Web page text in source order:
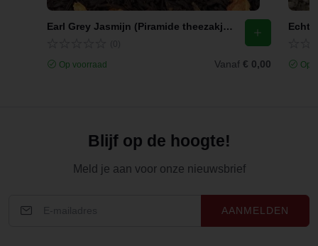
Earl Grey Jasmijn (Piramide theezakjes)
Op voorraad Vanaf € 0,00 Op
Blijf op de hoogte!
Meld je aan voor onze nieuwsbrief
AANMELDEN